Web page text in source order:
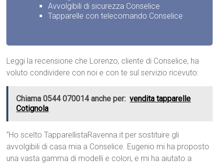
Avvolgibili di sicurezza Conselice
Tapparelle con telecomando Conselice
Leggi la recensione che Lorenzo, cliente di Conselice, ha
voluto condividere con noi e con te sul servizio ricevuto:
Chiama 0544 070014 anche per: vendita tapparelle
Cotignola
“Ho scelto TapparellistaRavenna.it per sostituire gli
avvolgibili di casa mia a Conselice. Eugenio mi ha proposto
una vasta gamma di modelli e colori, e mi ha aiutato a